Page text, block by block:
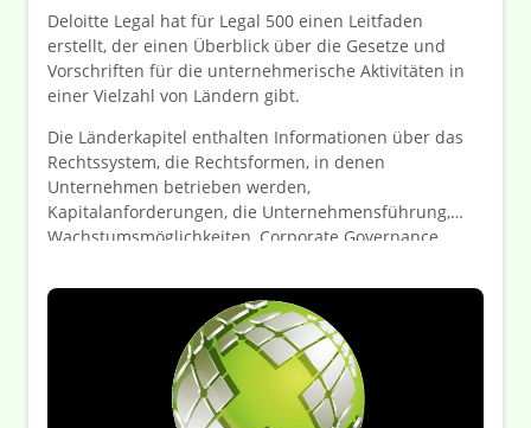
Deloitte Legal hat für Legal 500 einen Leitfaden
erstellt, der einen Überblick über die Gesetze und
Vorschriften für die unternehmerische Aktivitäten in
einer Vielzahl von Ländern gibt.
Die Länderkapitel enthalten Informationen über das
Rechtssystem, die Rechtsformen, in denen
Unternehmen betrieben werden,
Kapitalanforderungen, die Unternehmensführung,
Wachstumsmöglichkeiten, Corporate Governance,